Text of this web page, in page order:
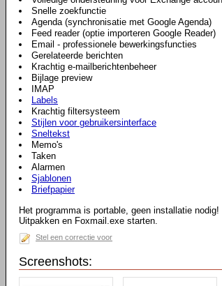
Snelle zoekfunctie
Agenda (synchronisatie met Google Agenda)
Feed reader (optie importeren Google Reader)
Email - professionele bewerkingsfuncties
Gerelateerde berichten
Krachtig e-mailberichtenbeheer
Bijlage preview
IMAP
Labels
Krachtig filtersysteem
Stijlen voor gebruikersinterface
Sneltekst
Memo's
Taken
Alarmen
Sjablonen
Briefpapier
Het programma is portable, geen installatie nodig!
Uitpakken en Foxmail.exe starten.
Stel een correctie voor
Screenshots: